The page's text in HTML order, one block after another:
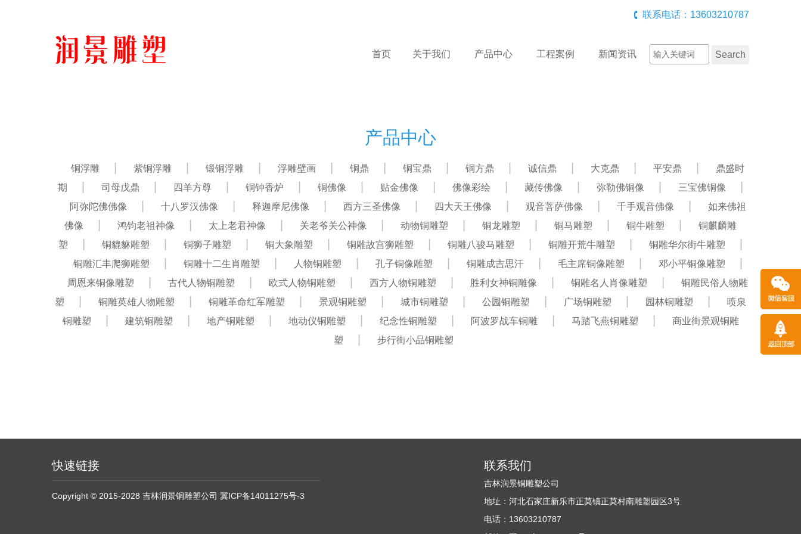
联系电话：13603210787
首页 关于我们 产品中心 工程案例 新闻资讯
产品中心
铜浮雕 紫铜浮雕 锻铜浮雕 浮雕壁画 铜鼎 铜宝鼎 铜方鼎 诚信鼎 大克鼎 平安鼎
鼎盛时
期
司母戊鼎 四羊方尊 铜钟香炉 铜佛像 贴金佛像 佛像彩绘 藏传佛像 弥勒佛铜像
三宝佛铜像
阿弥陀佛佛像
十八罗汉佛像 释迦摩尼佛像 西方三圣佛像 四大天王佛像 观音菩萨佛像 千手观音佛像
如来佛祖
佛像
鸿钧老祖神像 太上老君神像 关老爷关公神像 动物铜雕塑 铜龙雕塑 铜马雕塑 铜牛雕塑
铜麒麟雕
塑
铜貔貅雕塑 铜狮子雕塑 铜大象雕塑 铜雕故宫狮雕塑 铜雕八骏马雕塑 铜雕开荒牛雕塑
铜雕华尔街牛雕塑
铜雕汇丰爬狮雕塑
铜雕十二生肖雕塑 人物铜雕塑 孔子铜像雕塑 铜雕成吉思汗 毛主席铜像雕塑
邓小平铜像雕塑
周恩来铜像雕塑
古代人物铜雕塑 欧式人物铜雕塑 西方人物铜雕塑 胜利女神铜雕像 铜雕名人肖像雕塑
铜雕民俗人物雕
塑
铜雕英雄人物雕塑 铜雕革命红军雕塑 景观铜雕塑 城市铜雕塑 公园铜雕塑 广场铜雕塑 园林铜雕塑
喷泉
铜雕塑
建筑铜雕塑 地产铜雕塑 地动仪铜雕塑 纪念性铜雕塑 阿波罗战车铜雕 马踏飞燕铜雕塑
商业街景观铜雕
塑
步行街小品铜雕塑
快速链接
Copyright © 2015-2028 吉林润景铜雕塑公司 冀ICP备14011275号-3
联系我们
吉林润景铜雕塑公司
地址：河北石家庄新乐市正莫镇正莫村南雕塑园区3号
电话：13603210787